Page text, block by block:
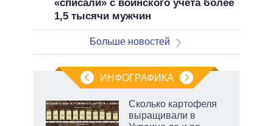
«списали» с воинского учета более
1,5 тысячи мужчин
Больше новостей
ИНФОГРАФИКА
Сколько картофеля
выращивали в